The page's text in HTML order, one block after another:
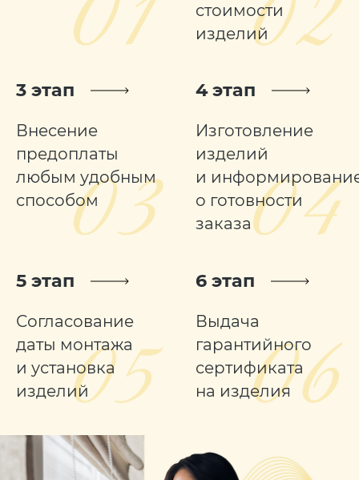
стоимости
изделий
3 этап
Внесение
предоплаты
любым удобным
способом
4 этап
Изготовление
изделий
и
о готовности
заказа
5 этап
Согласование
даты монтажа
и установка
изделий
6 этап
Выдача
гарантийного
сертификата
на изделия